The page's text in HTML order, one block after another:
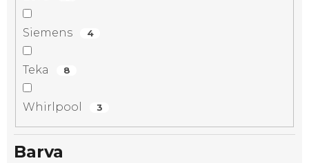
Siemens 4
Teka 8
Whirlpool 3
Barva